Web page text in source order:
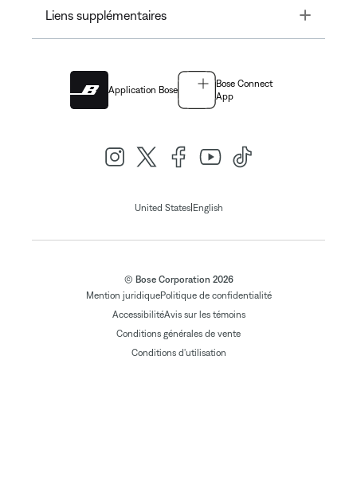
Liens supplémentaires Toggle
Application Bose
Bose Connect
App
United States| English
© Bose Corporation 2026
Mention juridiquePolitique de confidentialité
AccessibilitéAvis sur les témoins
Conditions générales de vente
Conditions d'utilisation